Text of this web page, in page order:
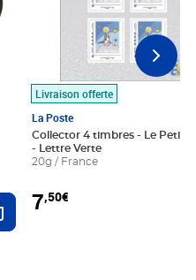
Ajouter au panier
Livraison offerte
La Poste
Collector 4 timbres - Le Petit
- Lettre Verte
20g / France
7,50€